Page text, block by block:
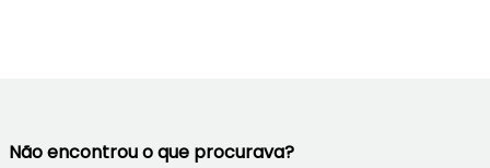
Não encontrou o que procurava?